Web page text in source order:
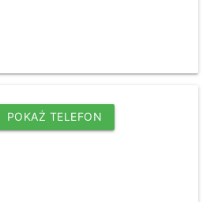
POKAŻ TELEFON